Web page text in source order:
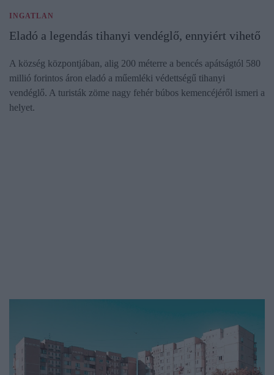
INGATLAN
Eladó a legendás tihanyi vendéglő, ennyiért vihető
A község központjában, alig 200 méterre a bencés apátságtól 580
millió forintos áron eladó a műemléki védettségű tihanyi
vendéglő. A turisták zöme nagy fehér búbos kemencéjéről ismeri a
helyet.